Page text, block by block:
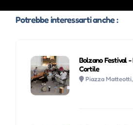
Potrebbe interessarti anche :
Bolzano Festival -
Cortile
Piazza